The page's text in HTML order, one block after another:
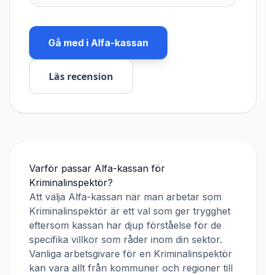
Gå med i Alfa-kassan
Läs recension
Varför passar Alfa-kassan för
Kriminalinspektör?
Att välja Alfa-kassan när man arbetar som
Kriminalinspektör är ett val som ger trygghet
eftersom kassan har djup förståelse för de
specifika villkor som råder inom din sektor.
Vanliga arbetsgivare för en Kriminalinspektör
kan vara allt från kommuner och regioner till